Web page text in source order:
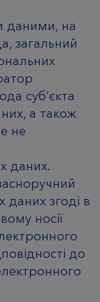
даними, на
загальний
суб’єкта
а також
не
даних.
даних згоді в
носії
до